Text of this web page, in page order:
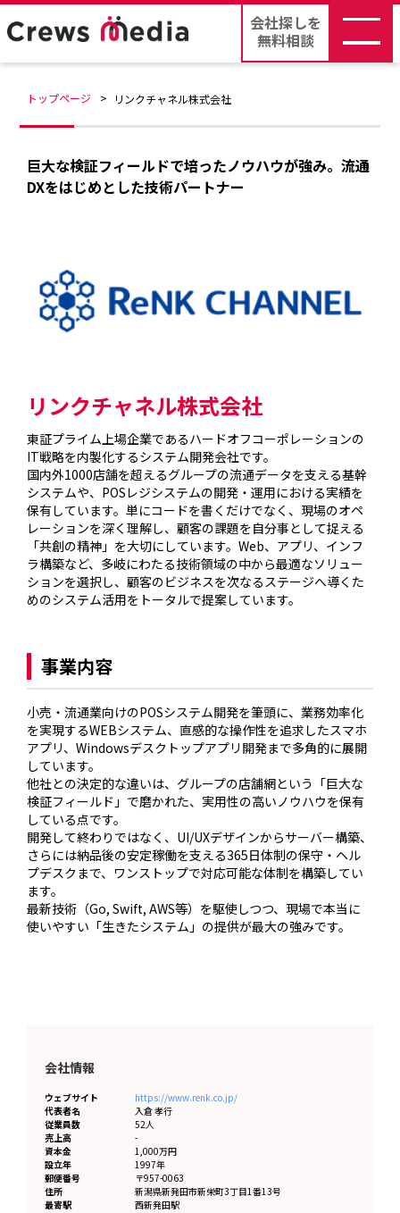
会社探しを
無料相談
トップページ リンクチャネル株式会社
巨大な検証フィールドで培ったノウハウが強み。流通
DXをはじめとした技術パートナー
リンクチャネル株式会社
東証プライム上場企業であるハードオフコーポレーションの
IT戦略を内製化するシステム開発会社です。
国内外1000店舗を超えるグループの流通データを支える基幹
システムや、POSレジシステムの開発・運用における実績を
保有しています。単にコードを書くだけでなく、現場のオペ
レーションを深く理解し、顧客の課題を自分事として捉える
「共創の精神」を大切にしています。Web、アプリ、インフ
ラ構築など、多岐にわたる技術領域の中から最適なソリュー
ションを選択し、顧客のビジネスを次なるステージへ導くた
めのシステム活用をトータルで提案しています。
事業内容
小売・流通業向けのPOSシステム開発を筆頭に、業務効率化
を実現するWEBシステム、直感的な操作性を追求したスマホ
アプリ、Windowsデスクトップアプリ開発まで多角的に展開
しています。
他社との決定的な違いは、グループの店舗網という「巨大な
検証フィールド」で磨かれた、実用性の高いノウハウを保有
している点です。
開発して終わりではなく、UI/UXデザインからサーバー構築、
さらには納品後の安定稼働を支える365日体制の保守・ヘル
プデスクまで、ワンストップで対応可能な体制を構築してい
ます。
最新技術（Go, Swift, AWS等）を駆使しつつ、現場で本当に
使いやすい「生きたシステム」の提供が最大の強みです。
会社情報
ウェブサイト
https://www.renk.co.jp/
代表者名
入倉 孝行
従業員数
52人
売上高
-
資本金
1,000万円
設立年
1997年
郵便番号
〒957-0063
住所
新潟県新発田市新栄町3丁目1番13号
最寄駅
西新発田駅